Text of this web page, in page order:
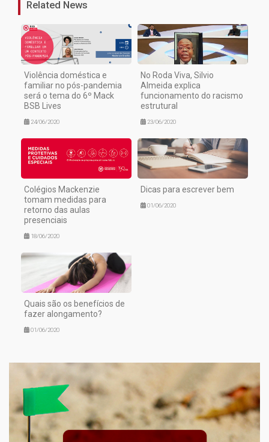
Related News
Violência doméstica e
familiar no pós-pandemia
será o tema do 6º Mack
BSB Lives
24/06/2020
No Roda Viva, Silvio
Almeida explica
funcionamento do racismo
estrutural
23/06/2020
Colégios Mackenzie
tomam medidas para
retorno das aulas
presenciais
18/06/2020
Dicas para escrever bem
01/06/2020
Quais são os benefícios de
fazer alongamento?
01/06/2020